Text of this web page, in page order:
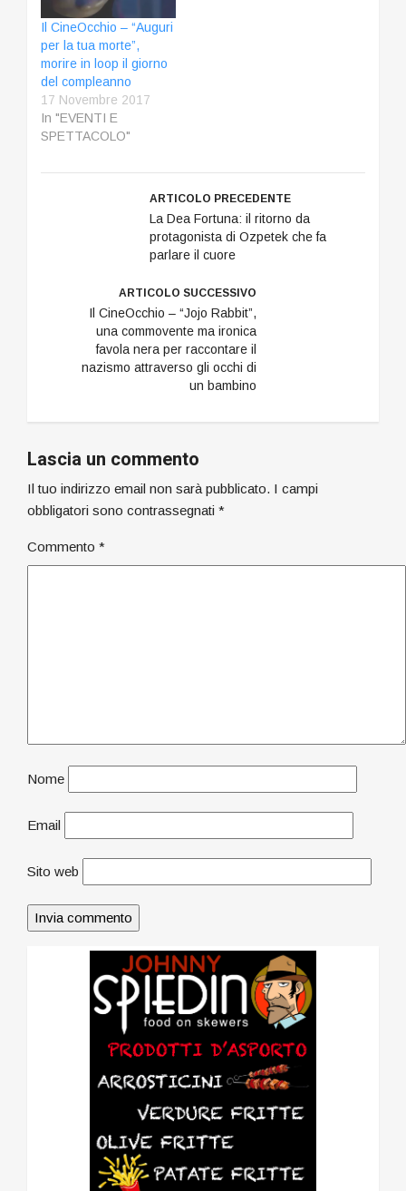
Il CineOcchio – “Auguri
per la tua morte”,
morire in loop il giorno
del compleanno
17 Novembre 2017
In "EVENTI E
SPETTACOLO"
ARTICOLO PRECEDENTE
La Dea Fortuna: il ritorno da
protagonista di Ozpetek che fa
parlare il cuore
ARTICOLO SUCCESSIVO
Il CineOcchio – “Jojo Rabbit”,
una commovente ma ironica
favola nera per raccontare il
nazismo attraverso gli occhi di
un bambino
Lascia un commento
Il tuo indirizzo email non sarà pubblicato. I campi
obbligatori sono contrassegnati *
Commento *
Nome
Email
Sito web